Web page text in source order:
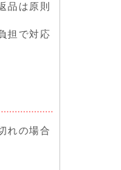
品は原則
担で対応
れの場合